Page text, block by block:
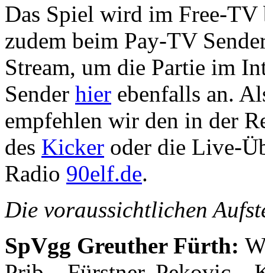
Das Spiel wird im Free-TV
zudem beim Pay-TV
Stream, um die Partie im
Sender hier ebenfalls an.
empfehlen wir den in der
des Kicker oder die Live-
Radio 90elf.de.
Die voraussichtlichen
SpVgg Greuther Fürth: